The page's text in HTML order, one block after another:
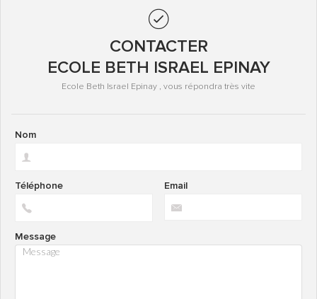
CONTACTER
ECOLE BETH ISRAEL EPINAY
Ecole Beth Israel Epinay , vous répondra très vite
Nom
Email
Téléphone
Message